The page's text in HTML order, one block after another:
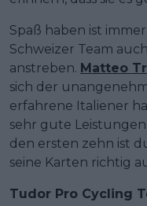
Spaß haben ist
Schweizer Team
anstreben. Matteo
sich der
erfahrene Italiener
sehr gute
den ersten zehn ist
seine Karten richtig
Tudor Pro Cycling